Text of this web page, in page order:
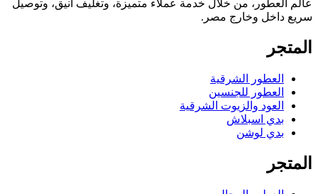
عالم العطور، من خلال خدمة عملاء متميزة، وتغليف أنيق، وتوصيل
سريع داخل وخارج مصر.
المتجر
العطور الشرقية
العطور للجنسين
العود والزيوت الشرقية
بدي اسبلاش
بدي لوشن
المتجر